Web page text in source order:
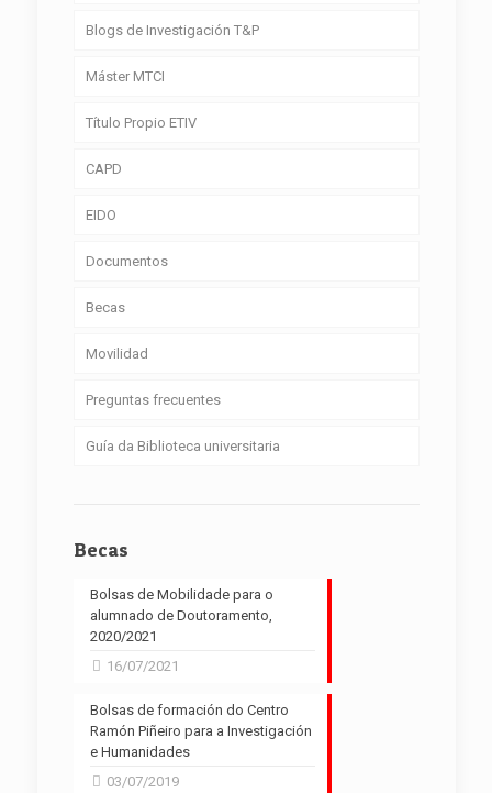
Blogs de Investigación T&P
Máster MTCI
Título Propio ETIV
CAPD
EIDO
Documentos
Becas
Movilidad
Preguntas frecuentes
Guía da Biblioteca universitaria
Becas
Bolsas de Mobilidade para o
alumnado de Doutoramento,
2020/2021
16/07/2021
Bolsas de formación do Centro
Ramón Piñeiro para a Investigación
e Humanidades
03/07/2019